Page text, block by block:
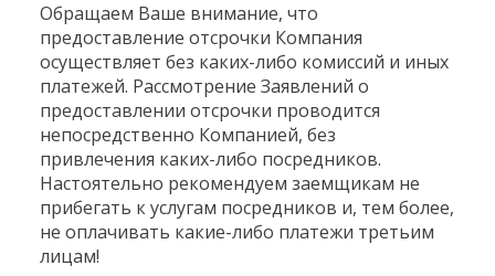
Обращаем Ваше внимание, что
предоставление отсрочки Компания
осуществляет без каких-либо комиссий и иных
платежей. Рассмотрение Заявлений о
предоставлении отсрочки проводится
непосредственно Компанией, без
привлечения каких-либо посредников.
Настоятельно рекомендуем заемщикам не
прибегать к услугам посредников и, тем более,
не оплачивать какие-либо платежи третьим
лицам!